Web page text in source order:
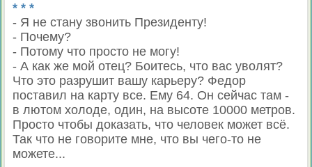
* * *
- Я не стану звонить Президенту!
- Почему?
- Потому что просто не могу!
- А как же мой отец? Боитесь, что вас уволят?
Что это разрушит вашу карьеру? Федор
поставил на карту все. Ему 64. Он сейчас там -
в лютом холоде, один, на высоте 10000 метров.
Просто чтобы доказать, что человек может всё.
Так что не говорите мне, что вы чего-то не
можете...